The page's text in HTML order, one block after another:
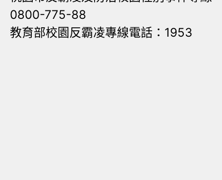
0800-775-88
教育部校園反霸凌專線電話：1953